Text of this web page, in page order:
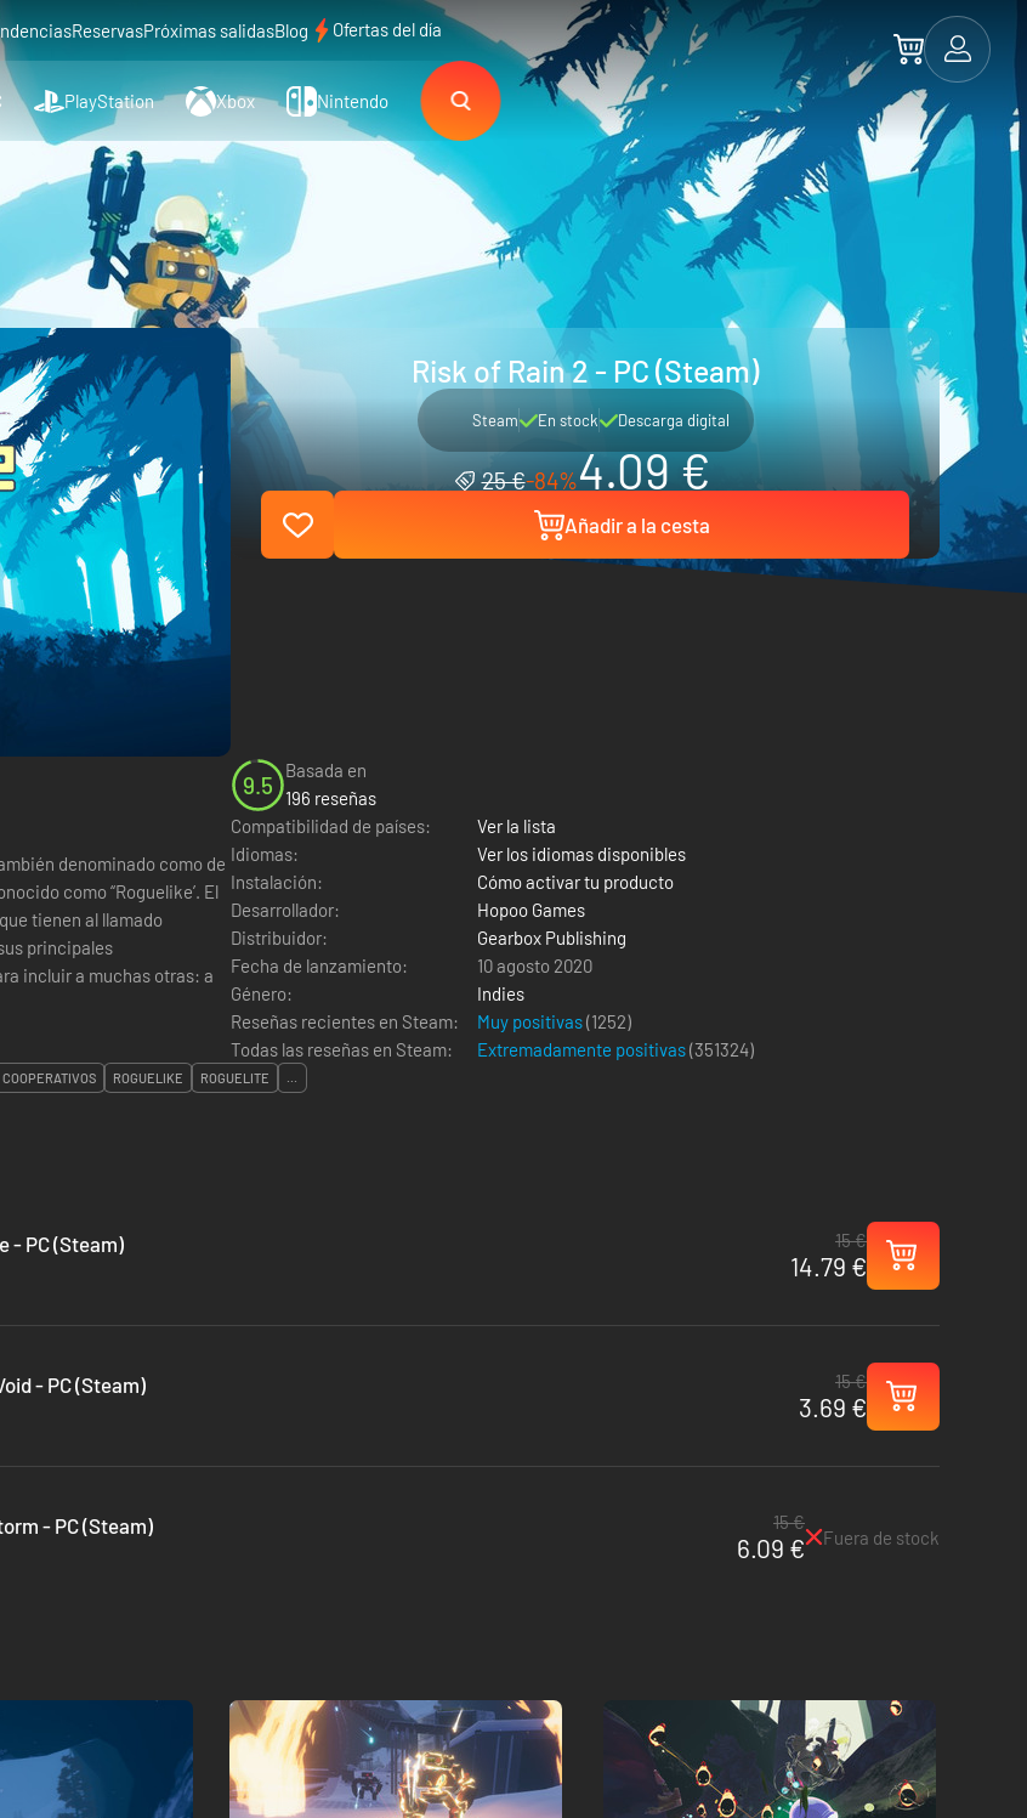
ReservasPróximas salidasBlog Ofertas del día
PlayStation Xbox Nintendo
Risk of Rain 2 - PC (Steam)
Steam En stock Descarga digital
25 €-84%4.09 €
Añadir a la cesta
denominado como de
como “Roguelike’. El
tienen al llamado
principales
incluir a muchas otras: a
9.5
Basada en
196 reseñas
Compatibilidad de países:
Ver la lista
Idiomas:
Ver los idiomas disponibles
Instalación:
Cómo activar tu producto
Desarrollador:
Hopoo Games
Distribuidor:
Gearbox Publishing
Fecha de lanzamiento:
10 agosto 2020
Género:
Indies
Reseñas recientes en Steam:
Muy positivas(1252)
Todas las reseñas en Steam:
Extremadamente positivas(351324)
COOPERATIVOS ROGUELIKE ROGUELITE ...
- PC (Steam) 15 €
14.79 €
- PC (Steam) 15 €
3.69 €
- PC (Steam) 15 €
6.09 € Fuera de stock